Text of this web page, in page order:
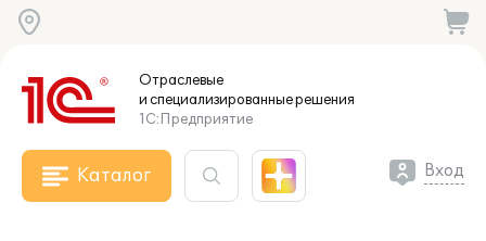
Отраслевые
и специализированныерешения
1С:Предприятие
Каталог Вход